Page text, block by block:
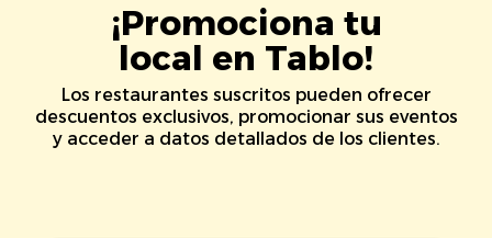
¡Promociona tu
local en Tablo!
Los restaurantes suscritos pueden ofrecer
descuentos exclusivos, promocionar sus eventos
y acceder a datos detallados de los clientes.